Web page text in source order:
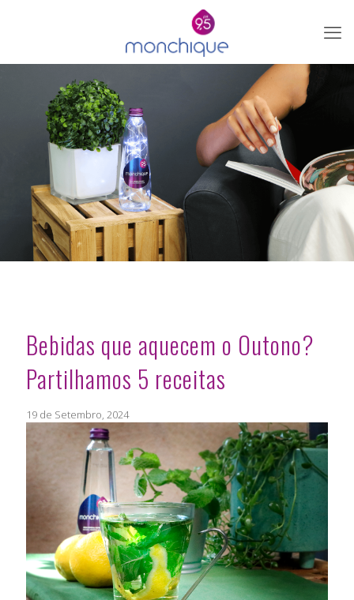
Bebidas que aquecem o Outono?
Partilhamos 5 receitas
19 de Setembro, 2024